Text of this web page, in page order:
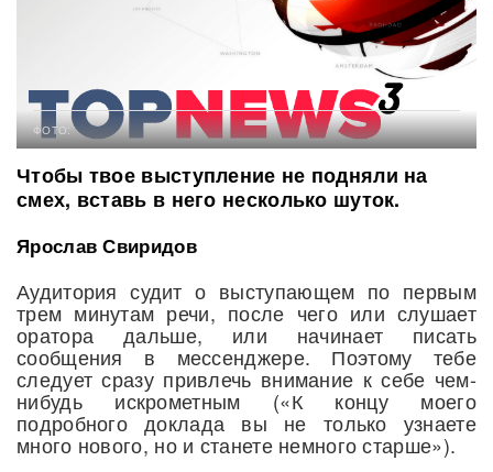
ФОТО:
Чтобы твое выступление не подняли на
смех, вставь в него несколько шуток.
Ярослав Свиридов
Аудитория судит о выступающем по первым
трем минутам речи, после чего или слушает
оратора дальше, или начинает писать
сообщения в мессенджере. Поэтому тебе
следует сразу привлечь внимание к себе чем-
нибудь искрометным («К концу моего
подробного доклада вы не только узнаете
много нового, но и станете немного старше»).